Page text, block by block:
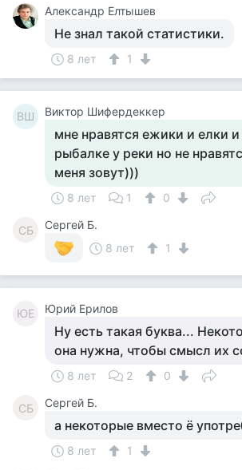
Александр Елтышев
Не знал такой статистики.
8 лет 1
ВШ Виктор Шифердеккер
мне нравятся ежики и елки
рыбалке у реки но не
меня зовут)))
8 лет 1 0
СБ
Сергей Б.
8 лет
1
ЮЕ Юрий Ерилов
Ну есть такая буква...
она нужна, чтобы смысл их
8 лет 2 0
СБ Сергей Б.
а некоторые вместо ё
8 лет 1